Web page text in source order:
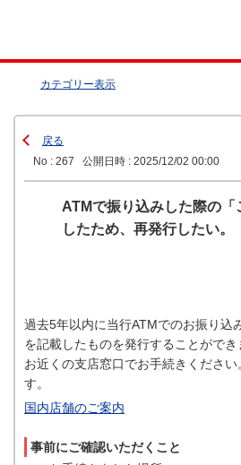
カテゴリー表示
戻る
No : 267
公開日時 : 2025/12/02 00:00
ATMで振り込みした際の
したため、再発行したい。
過去5年以内に当行ATMでのお振り込
を記載したものを発行することができ
お近くの支店窓口でお手続きくださ
す。
国内店舗のご案内
事前にご確認いただくこと